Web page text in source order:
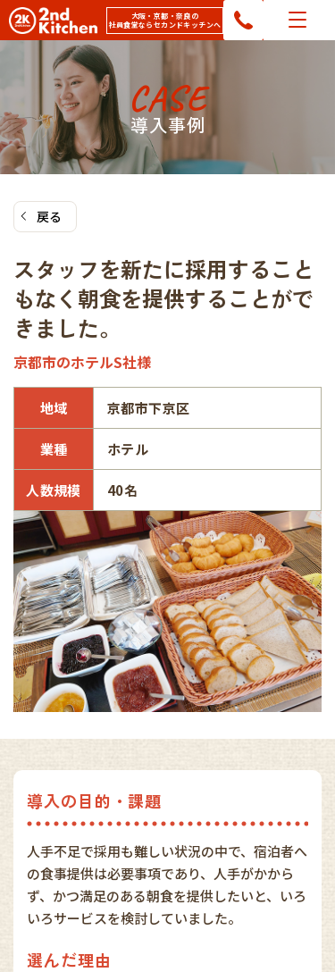
コ
ン
テ
へ
ス
キ
プ
大阪・京都・奈良の
社員食堂ならセカンドキッチンへ
CASE
導入事例
戻る
スタッフを新たに採用すること
もなく朝食を提供することがで
きました。
京都市のホテルS社様
地域 京都市下京区
業種 ホテル
人数規模 40名
導入の目的・課題
人手不足で採用も難しい状況の中で、宿泊者へ
の食事提供は必要事項であり、人手がかから
ず、かつ満足のある朝食を提供したいと、いろ
いろサービスを検討していました。
選んだ理由